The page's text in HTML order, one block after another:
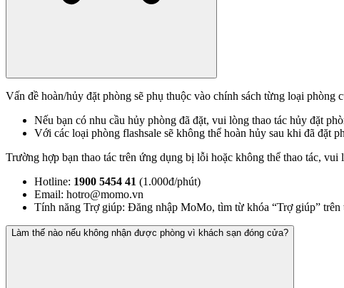
Vấn đề hoàn/hủy đặt phòng sẽ phụ thuộc vào chính sách từng loại phòng
Nếu bạn có nhu cầu hủy phòng đã đặt, vui lòng thao tác hủy đặt
Với các loại phòng flashsale sẽ không thể hoàn hủy sau khi đã đặt
Trường hợp bạn thao tác trên ứng dụng bị lỗi hoặc không thể thao tác,
Hotline: 1900 5454 41 (1.000đ/phút)
Email: hotro@momo.vn
Tính năng Trợ giúp: Đăng nhập MoMo, tìm từ khóa “Trợ giúp”
Làm thế nào nếu không nhận được phòng vì khách sạn đóng cửa?